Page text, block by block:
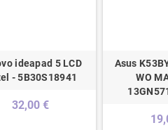
ideapad 5 LCD
- 5B30S18941
32,00 €
Asus
WO